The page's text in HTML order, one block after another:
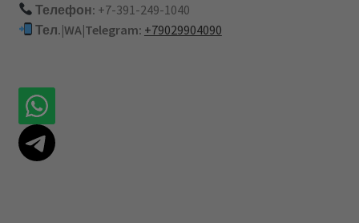
Телефон: +7-391-249-1040
Тел.|WA|Telegram: +79029904090